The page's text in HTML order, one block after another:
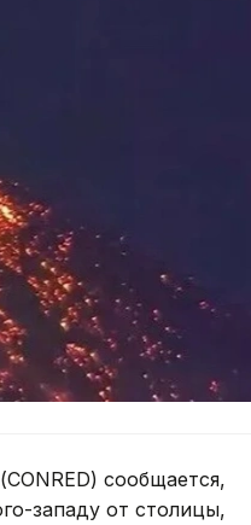
сообщается,
западу от столицы,